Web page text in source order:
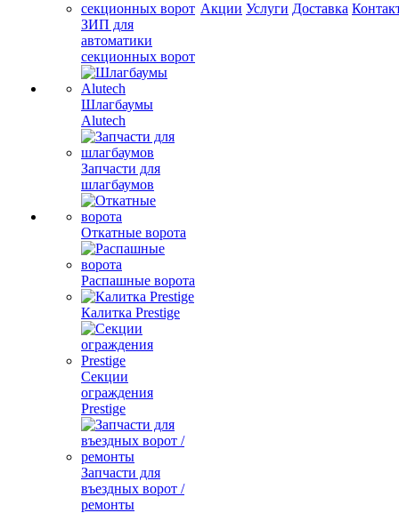
ЗИП для
автоматики
секционных ворот
Шлагбаумы
Alutech
Запчасти для
шлагбаумов
Откатные ворота
Распашные ворота
Калитка Prestige
Секции
ограждения
Prestige
Запчасти для
въездных ворот /
ремонты
Акции Услуги Доставка